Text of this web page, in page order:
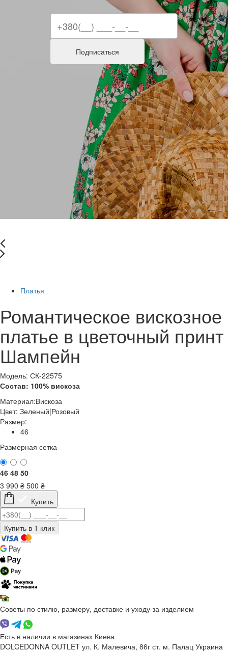
Платья
Романтическое вискозное
платье в цветочный принт
Шампейн
Модель: СК-22575
Состав: 100% вискоза
Материал:Вискоза
Цвет: Зеленый|Розовый
Размер:
46
Размерная сетка
46 48 50
3 990 ₴ 500 ₴
Купить
Советы по стилю, размеру, доставке и уходу за изделием
Есть в наличии в магазинах Киева
DOLCEDONNA OUTLET ул. К. Малевича, 86г ст. м. Палац Украина
Подписаться